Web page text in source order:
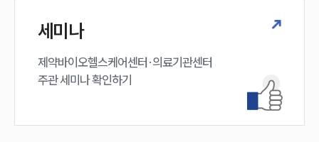
세미나
제약바이오헬스케어센터·의료기관센터
주관 세미나 확인하기